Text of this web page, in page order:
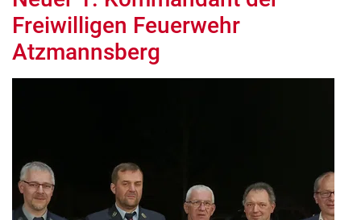
Freiwilligen Feuerwehr
Atzmannsberg